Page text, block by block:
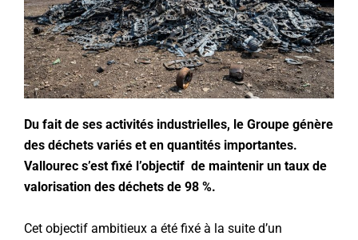
Du fait de ses activités industrielles, le Groupe génère
des déchets variés et en quantités importantes.
Vallourec s’est fixé l’objectif de maintenir un taux de
valorisation des déchets de 98 %.
Cet objectif ambitieux a été fixé à la suite d’un